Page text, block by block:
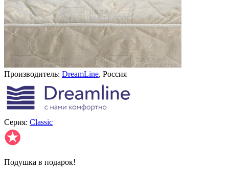
Производитель: DreamLine, Россия
Серия: Classic
✪
Подушка в подарок!